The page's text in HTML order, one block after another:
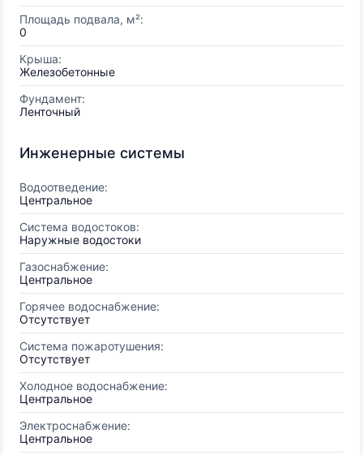
Площадь подвала, м²:
0
Крыша:
Железобетонные
Фундамент:
Ленточный
Инженерные системы
Водоотведение:
Центральное
Система водостоков:
Наружные водостоки
Газоснабжение:
Центральное
Горячее водоснабжение:
Отсутствует
Система пожаротушения:
Отсутствует
Холодное водоснабжение:
Центральное
Электроснабжение:
Центральное